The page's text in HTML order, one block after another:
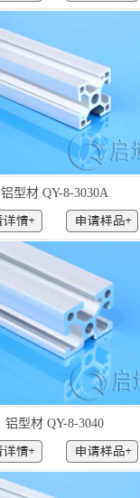
铝型材 QY-8-3030A
铝型材 QY-8-3040